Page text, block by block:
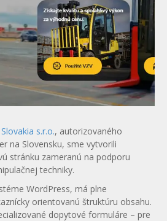
Slovakia s.r.o., autorizovaného
na Slovensku, sme vytvorili
stránku zameranú na podporu
techniky.
WordPress, má plne
orientovanú štruktúru obsahu.
dopytové formuláre – pre